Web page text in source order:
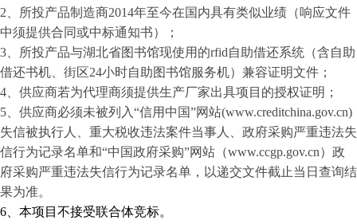
2、所投产品制造商2014年至今在国内具有类似业绩（响应文件
中须提供合同或中标通知书）；
3、所投产品与湖北省图书馆现使用的rfid自助借还系统（含自助
借还书机、街区24小时自助图书馆服务机）兼容证明文件；
4、 供应商若为代理商须提供生产厂家出具项目的授权证明；
5、 供应商必须未被列入“信用中国”网站(www.creditchina.gov.cn)
失信被执行人、重大税收违法案件当事人、政府采购严重违法失
信行为记录名单和“中国政府采购”网站（www.ccgp.gov.cn）政
府采购严重违法失信行为记录名单，以递交文件截止当日查询结
果为准。
6 、本项目不接受联合体竞标。